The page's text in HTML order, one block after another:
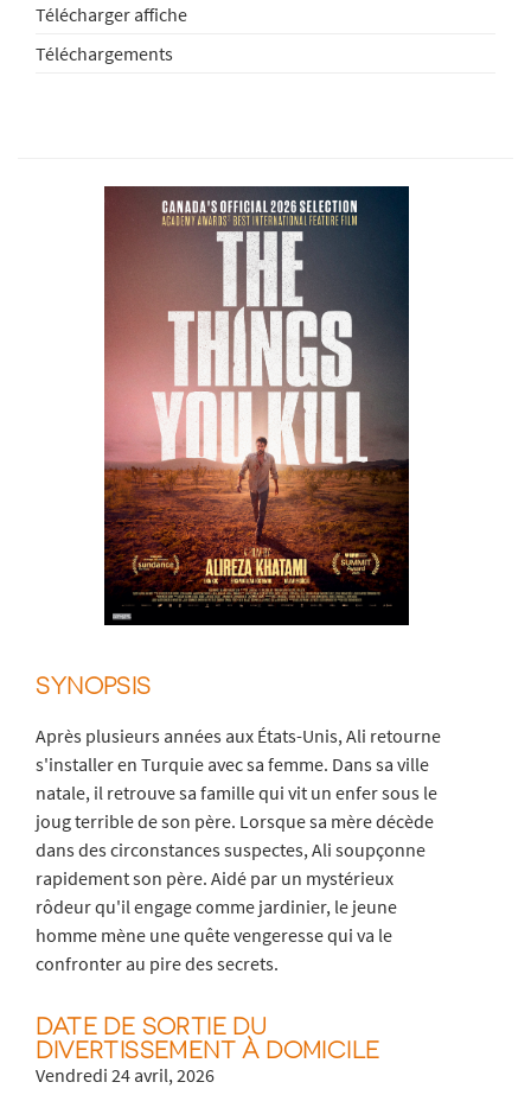
Télécharger affiche
Téléchargements
SYNOPSIS
Après plusieurs années aux États-Unis, Ali retourne
s'installer en Turquie avec sa femme. Dans sa ville
natale, il retrouve sa famille qui vit un enfer sous le
joug terrible de son père. Lorsque sa mère décède
dans des circonstances suspectes, Ali soupçonne
rapidement son père. Aidé par un mystérieux
rôdeur qu'il engage comme jardinier, le jeune
homme mène une quête vengeresse qui va le
confronter au pire des secrets.
DATE DE SORTIE DU
DIVERTISSEMENT À DOMICILE
Vendredi 24 avril, 2026